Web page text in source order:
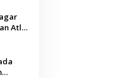
Masuk
RI
Atlet